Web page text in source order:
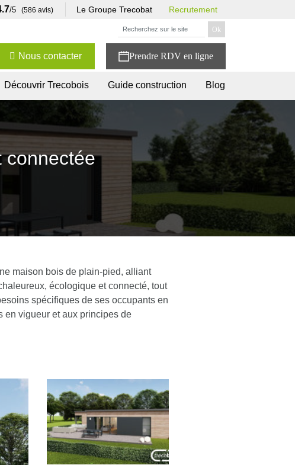
/5 (586 avis) Le Groupe Trecobat Recrutement
Nous contacter
Découvrir Trecobois Guide construction Blog
connectée
maison bois de plain-pied, alliant
écologique et connecté, tout
spécifiques de ses occupants en
en vigueur et aux principes de